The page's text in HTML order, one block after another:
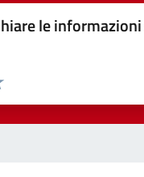
le
5 stelle su 5
stelle su 5
su 5
5